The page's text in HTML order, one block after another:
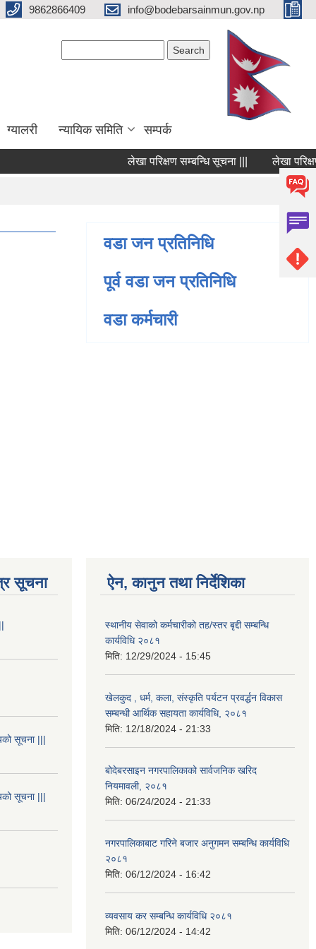
9862866409 info@bodebarsainmun.gov.np
ग्यालरी न्यायिक समिति सम्पर्क
लेखा परिक्षण सम्बन्धि सूचना ||| लेखा परिक्षण
वडा जन प्रतिनिधि
पूर्व वडा जन प्रतिनिधि
वडा कर्मचारी
सूचना
सूचना |||
सूचना |||
ऐन, कानुन तथा निर्देशिका
स्थानीय सेवाको कर्मचारीको तह/स्तर बृद्दी सम्बन्धि
कार्यविधि २०८१
मिति: 12/29/2024 - 15:45
खेलकुद , धर्म, कला, संस्कृति पर्यटन प्रवर्द्धन विकास
सम्बन्धी आर्थिक सहायता कार्यविधि, २०८१
मिति: 12/18/2024 - 21:33
बोदेबरसाइन नगरपालिकाको सार्वजनिक खरिद
नियमावली, २०८१
मिति: 06/24/2024 - 21:33
नगरपालिकाबाट गरिने बजार अनुगमन सम्बन्धि कार्यविधि
२०८१
मिति: 06/12/2024 - 16:42
व्यवसाय कर सम्बन्धि कार्यविधि २०८१
मिति: 06/12/2024 - 14:42